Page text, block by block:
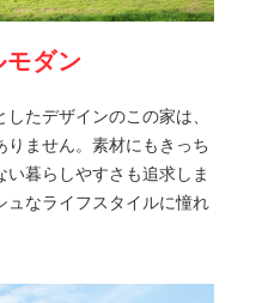
モダン
たデザインのこの家は、
りません。素材にもきっち
い暮らしやすさも追求しま
ュなライフスタイルに憧れ